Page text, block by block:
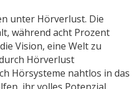
unter Hörverlust. Die
während acht Prozent
Vision, eine Welt zu
Hörverlust
Hörsysteme nahtlos in das